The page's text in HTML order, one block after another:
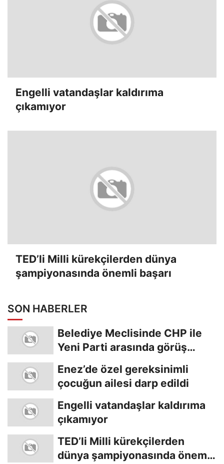
Engelli vatandaşlar kaldırıma
çıkamıyor
TED’li Milli kürekçilerden dünya
şampiyonasında önemli başarı
SON HABERLER
Belediye Meclisinde CHP ile
Yeni Parti arasında görüş
Enez’de özel gereksinimli
çocuğun ailesi darp edildi
Engelli vatandaşlar kaldırıma
çıkamıyor
TED’li Milli kürekçilerden
dünya şampiyonasında önemli